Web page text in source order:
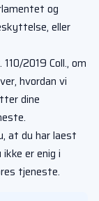
og
eller
2019 Coll., om
hvordan vi
dine
at du har laest
er enig i
tjeneste.